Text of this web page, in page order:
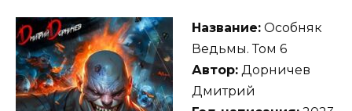
Название: Особняк
Ведьмы. Том 6
Автор: Дорничев
Дмитрий